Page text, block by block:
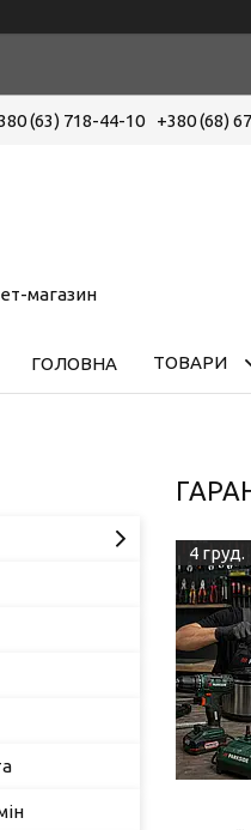
(63) 718-44-10 +380 (68)
магазин
ГОЛОВНА ТОВАРИ
4 груд.